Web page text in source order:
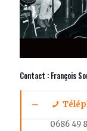
Contact : François
0686 49